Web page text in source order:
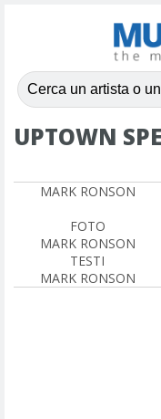
UPTOWN
MARK RONSON
FOTO
MARK RONSON
TESTI
MARK RONSON